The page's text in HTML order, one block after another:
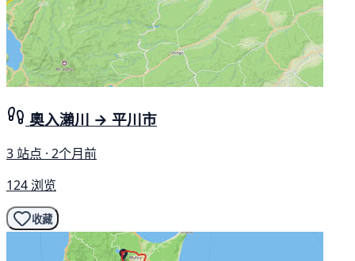
奧入瀨川 → 平川市
3 站点 · 2个月前
124 浏览
收藏